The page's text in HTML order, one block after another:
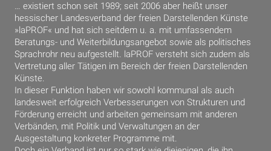
… existiert schon seit 1989; seit 2006 aber heißt unser
hessischer Landesverband der freien Darstellenden Künste
»laPROF« und hat sich seitdem u. a. mit umfassendem
Beratungs- und Weiterbildungsangebot sowie als politisches
Sprachrohr neu aufgestellt. laPROF versteht sich zudem als
Vertretung aller Tätigen im Bereich der freien Darstellenden
Künste.
In dieser Funktion haben wir sowohl kommunal als auch
landesweit erfolgreich Verbesserungen von Strukturen und
Förderung erreicht und arbeiten gemeinsam mit anderen
Verbänden, mit Politik und Verwaltungen an der
Ausgestaltung konkreter Programme mit.